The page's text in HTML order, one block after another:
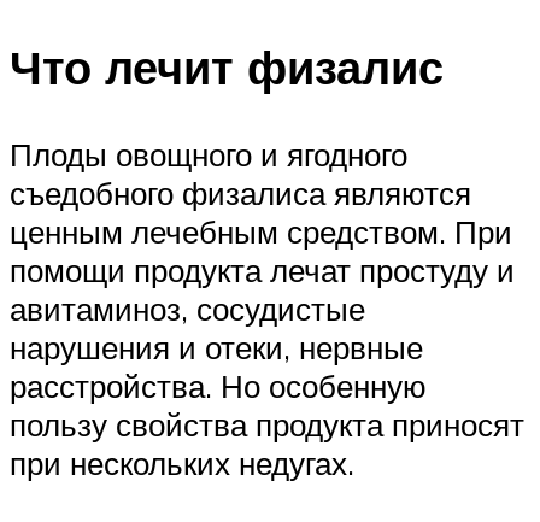
Что лечит физалис
Плоды овощного и ягодного
съедобного физалиса являются
ценным лечебным средством. При
помощи продукта лечат простуду и
авитаминоз, сосудистые
нарушения и отеки, нервные
расстройства. Но особенную
пользу свойства продукта приносят
при нескольких недугах.